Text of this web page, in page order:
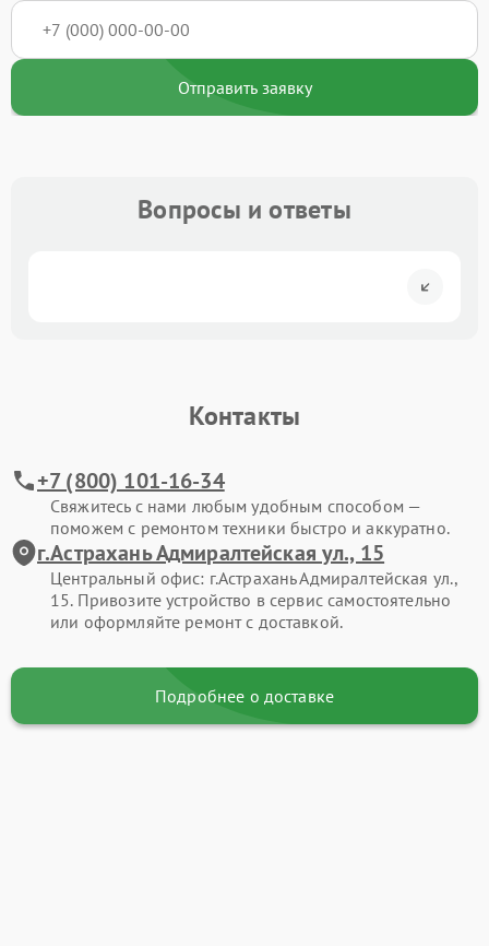
Отправить заявку
Вопросы и ответы
Контакты
+7 (800) 101-16-34
Свяжитесь с нами любым удобным способом —
поможем с ремонтом техники быстро и аккуратно.
г.Астрахань Адмиралтейская ул., 15
Центральный офис: г.Астрахань Адмиралтейская ул.,
15. Привозите устройство в сервис самостоятельно
или оформляйте ремонт с доставкой.
Подробнее о доставке